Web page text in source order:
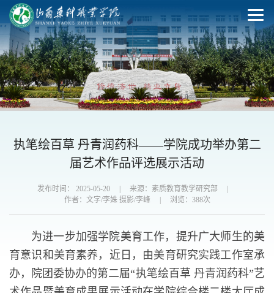
执笔绘百草 丹青润药科——学院成功举办第二
届艺术作品评选展示活动
发布时间： 2025-05-20| 来源：素质教育教学研究部
作者：文字/李姝 摄影/李峰| 浏览： 388次
为进一步加强学院美育工作，提升广大师生的美
育意识和美育素养，近日，由美育研究实践工作室承
办，院团委协办的第二届“执笔绘百草 丹青润药科”艺